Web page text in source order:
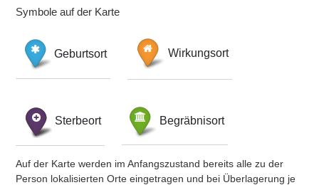
Symbole auf der Karte
Geburtsort Wirkungsort
Sterbeort Begräbnisort
Auf der Karte werden im Anfangszustand bereits alle zu der
Person lokalisierten Orte eingetragen und bei Überlagerung je